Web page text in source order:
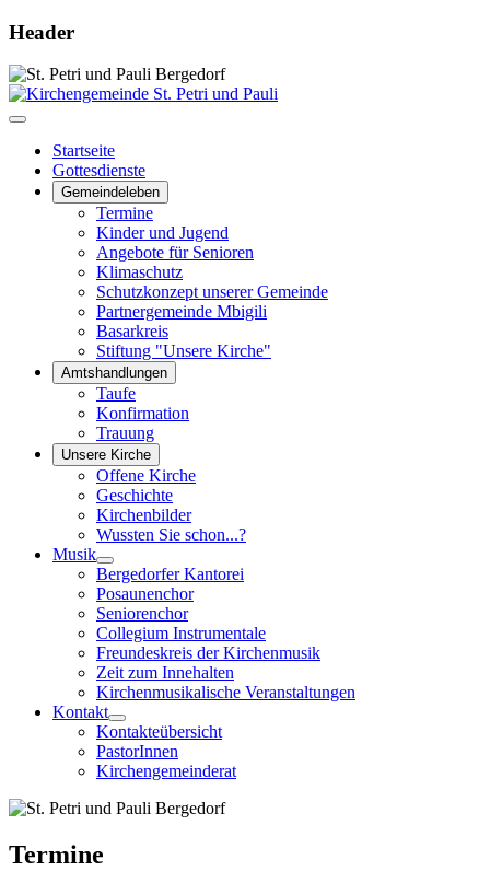
Header
Startseite
Gottesdienste
Gemeindeleben
Termine
Kinder und Jugend
Angebote für Senioren
Klimaschutz
Schutzkonzept unserer Gemeinde
Partnergemeinde Mbigili
Basarkreis
Stiftung "Unsere Kirche"
Amtshandlungen
Taufe
Konfirmation
Trauung
Unsere Kirche
Offene Kirche
Geschichte
Kirchenbilder
Wussten Sie schon...?
Musik
Bergedorfer Kantorei
Posaunenchor
Seniorenchor
Collegium Instrumentale
Freundeskreis der Kirchenmusik
Zeit zum Innehalten
Kirchenmusikalische Veranstaltungen
Kontakt
Kontakteübersicht
PastorInnen
Kirchengemeinderat
Termine